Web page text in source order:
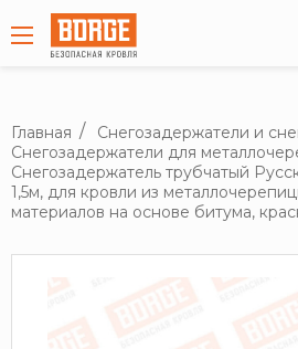
Главная
Снегозадержатели и
Снегозадержатели для
Снегозадержатель трубчатый
1,5м, для кровли из
материалов на основе битума,